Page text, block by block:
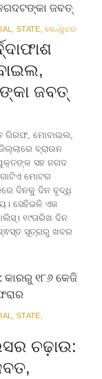
STATE କେନ୍ଦୁଝର
ଜବତ୍
ଗିରଫ, ମୋବାଇଲ,
ବ୍ରାଉନ
ସହ ନଗଦ
ମୋଟର
ଦିନକୁ ଦିନ ବୃଦ୍ଧି
ସେହିଭଳି ଏକ
୧୯ତାରିଖ ଦିନ
ସୂତ୍ରରୁ ଖବର
STATE
ଚଢ଼ାଉ: